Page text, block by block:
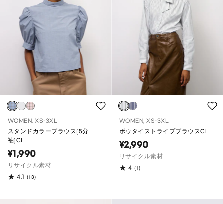
WOMEN, XS-3XL
スタンドカラーブラウス(5分
袖)CL
¥1,990
リサイクル素材
4.1 (13)
WOMEN, XS-3XL
ボウタイストライプブラウスCL
¥2,990
リサイクル素材
4 (1)